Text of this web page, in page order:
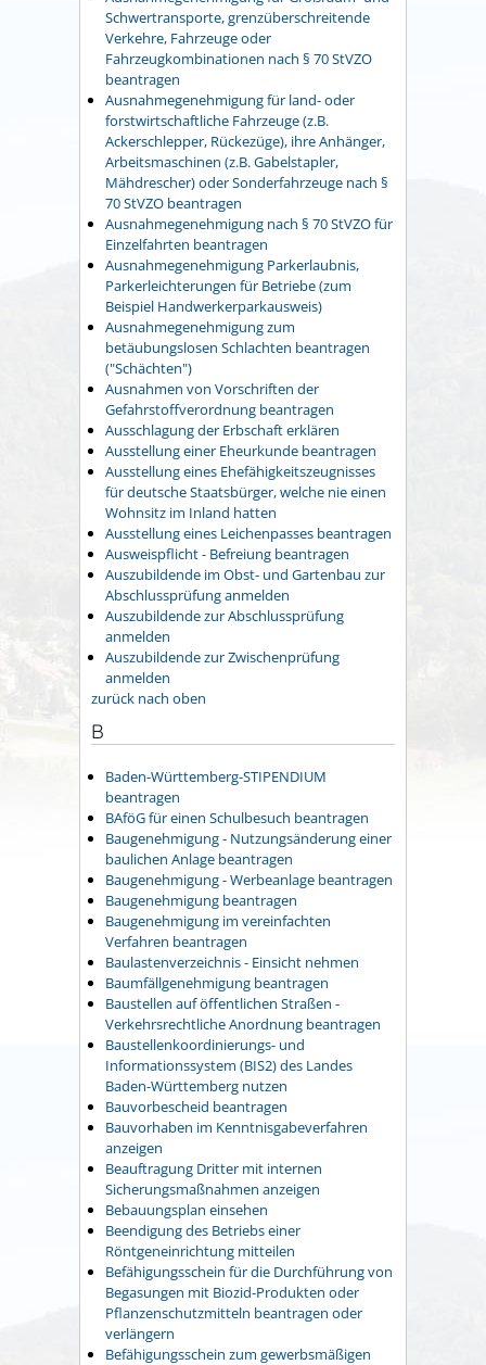
Schwertransporte, grenzüberschreitende
Verkehre, Fahrzeuge oder
Fahrzeugkombinationen nach § 70 StVZO
beantragen
Ausnahmegenehmigung für land- oder
forstwirtschaftliche Fahrzeuge (z.B.
Ackerschlepper, Rückezüge), ihre Anhänger,
Arbeitsmaschinen (z.B. Gabelstapler,
Mähdrescher) oder Sonderfahrzeuge nach §
70 StVZO beantragen
Ausnahmegenehmigung nach § 70 StVZO für
Einzelfahrten beantragen
Ausnahmegenehmigung Parkerlaubnis,
Parkerleichterungen für Betriebe (zum
Beispiel Handwerkerparkausweis)
Ausnahmegenehmigung zum
betäubungslosen Schlachten beantragen
("Schächten")
Ausnahmen von Vorschriften der
Gefahrstoffverordnung beantragen
Ausschlagung der Erbschaft erklären
Ausstellung einer Eheurkunde beantragen
Ausstellung eines Ehefähigkeitszeugnisses
für deutsche Staatsbürger, welche nie einen
Wohnsitz im Inland hatten
Ausstellung eines Leichenpasses beantragen
Ausweispflicht - Befreiung beantragen
Auszubildende im Obst- und Gartenbau zur
Abschlussprüfung anmelden
Auszubildende zur Abschlussprüfung
anmelden
Auszubildende zur Zwischenprüfung
anmelden
zurück nach oben
B
Baden-Württemberg-STIPENDIUM
beantragen
BAföG für einen Schulbesuch beantragen
Baugenehmigung - Nutzungsänderung einer
baulichen Anlage beantragen
Baugenehmigung - Werbeanlage beantragen
Baugenehmigung beantragen
Baugenehmigung im vereinfachten
Verfahren beantragen
Baulastenverzeichnis - Einsicht nehmen
Baumfällgenehmigung beantragen
Baustellen auf öffentlichen Straßen -
Verkehrsrechtliche Anordnung beantragen
Baustellenkoordinierungs- und
Informationssystem (BIS2) des Landes
Baden-Württemberg nutzen
Bauvorbescheid beantragen
Bauvorhaben im Kenntnisgabeverfahren
anzeigen
Beauftragung Dritter mit internen
Sicherungsmaßnahmen anzeigen
Bebauungsplan einsehen
Beendigung des Betriebs einer
Röntgeneinrichtung mitteilen
Befähigungsschein für die Durchführung von
Begasungen mit Biozid-Produkten oder
Pflanzenschutzmitteln beantragen oder
verlängern
Befähigungsschein zum gewerbsmäßigen